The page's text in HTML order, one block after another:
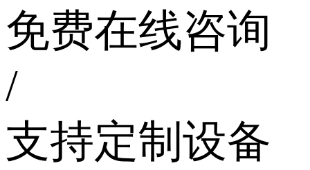
免费在线咨询
/
支持定制设备